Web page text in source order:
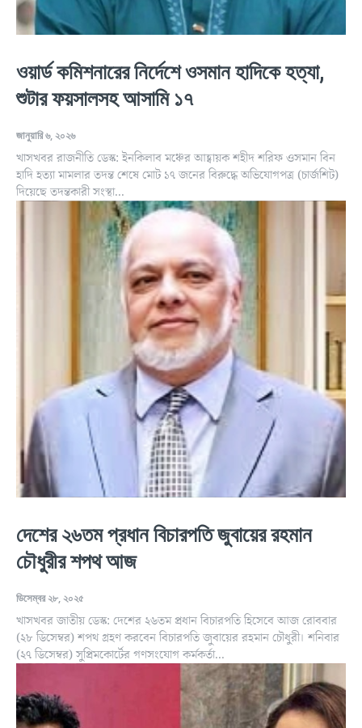
ওয়ার্ড কমিশনারের নির্দেশে ওসমান হাদিকে হত্যা,
শুটার ফয়সালসহ আসামি ১৭
জানুয়ারি ৬, ২০২৬
খাসখবর রাজনীতি ডেস্ক: ইনকিলাব মঞ্চের আহ্বায়ক শহীদ শরিফ ওসমান বিন
হাদি হত্যা মামলার তদন্ত শেষে মোট ১৭ জনের বিরুদ্ধে অভিযোগপত্র (চার্জশিট)
দিয়েছে তদন্তকারী সংস্থা...
দেশের ২৬তম প্রধান বিচারপতি জুবায়ের রহমান
চৌধুরীর শপথ আজ
ডিসেম্বর ২৮, ২০২৫
খাসখবর জাতীয় ডেস্ক: দেশের ২৬তম প্রধান বিচারপতি হিসেবে আজ রোববার
(২৮ ডিসেম্বর) শপথ গ্রহণ করবেন বিচারপতি জুবায়ের রহমান চৌধুরী। শনিবার
(২৭ ডিসেম্বর) সুপ্রিমকোর্টের গণসংযোগ কর্মকর্তা...